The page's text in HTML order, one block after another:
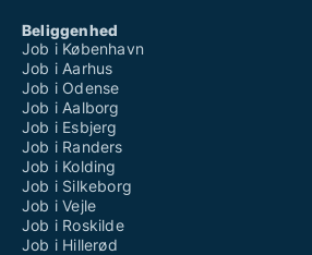
Beliggenhed
Job i København
Job i Aarhus
Job i Odense
Job i Aalborg
Job i Esbjerg
Job i Randers
Job i Kolding
Job i Silkeborg
Job i Vejle
Job i Roskilde
Job i Hillerød